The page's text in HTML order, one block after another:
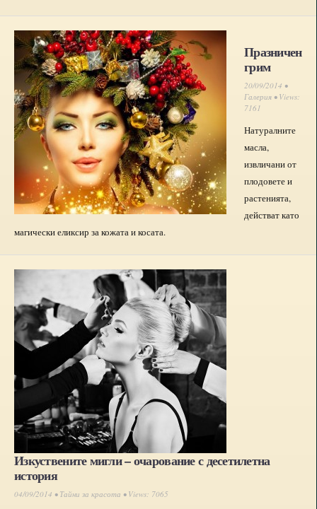
Празничен
грим
20/09/2014 •
Галерия • Views:
7161
Натуралните
масла,
извличани от
плодовете и
растенията,
действат като
магически еликсир за кожата и косата.
Изкуствените мигли – очарование с десетилетна
история
04/09/2014 • Тайни за красота • Views: 7065